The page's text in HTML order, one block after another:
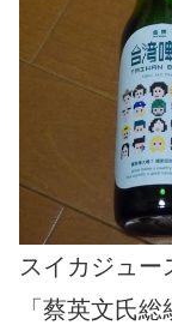
スイカジュ
「蔡英文氏